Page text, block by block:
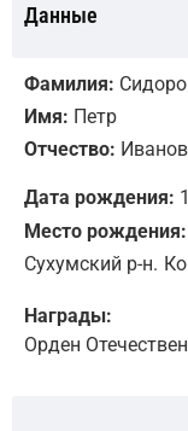
Данные
Фамилия:
Имя: Петр
Отчество:
Дата рождения:
Место рождения:
Сухумский р-н.
Награды:
Орден